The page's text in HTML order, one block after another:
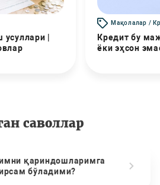
|
Мақолалар /
Кредит бу
ёки эҳсон
саволлар
қариндошларимга
бўладими?